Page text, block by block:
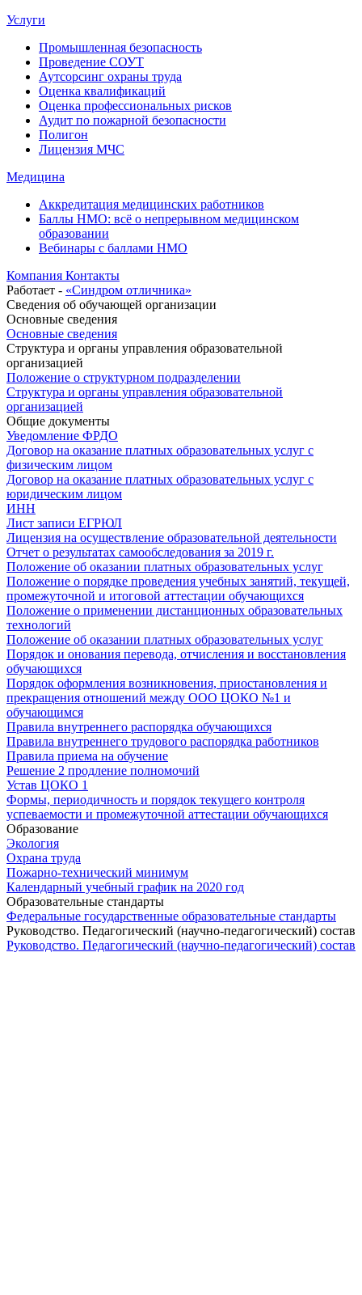
Услуги
Промышленная безопасность
Проведение СОУТ
Аутсорсинг охраны труда
Оценка квалификаций
Оценка профессиональных рисков
Аудит по пожарной безопасности
Полигон
Лицензия МЧС
Медицина
Аккредитация медицинских работников
Баллы НМО: всё о непрерывном медицинском
образовании
Вебинары с баллами НМО
Компания Контакты
Работает - «Синдром отличника»
Сведения об обучающей организации
Основные сведения
Основные сведения
Структура и органы управления образовательной
организацией
Положение о структурном подразделении
Структура и органы управления образовательной
организацией
Общие документы
Уведомление ФРДО
Договор на оказание платных образовательных услуг с
физическим лицом
Договор на оказание платных образовательных услуг с
юридическим лицом
ИНН
Лист записи ЕГРЮЛ
Лицензия на осуществление образовательной деятельности
Отчет о результатах самообследования за 2019 г.
Положение об оказании платных образовательных услуг
Положение о порядке проведения учебных занятий, текущей,
промежуточной и итоговой аттестации обучающихся
Положение о применении дистанционных образовательных
технологий
Положение об оказании платных образовательных услуг
Порядок и онования перевода, отчисления и восстановления
обучающихся
Порядок оформления возникновения, приостановления и
прекращения отношений между ООО ЦОКО №1 и
обучающимся
Правила внутреннего распорядка обучающихся
Правила внутреннего трудового распорядка работников
Правила приема на обучение
Решение 2 продление полномочий
Устав ЦОКО 1
Формы, периодичность и порядок текущего контроля
успеваемости и промежуточной аттестации обучающихся
Образование
Экология
Охрана труда
Пожарно-технический минимум
Календарный учебный график на 2020 год
Образовательные стандарты
Федеральные государственные образовательные стандарты
Руководство. Педагогический (научно-педагогический) состав
Руководство. Педагогический (научно-педагогический) состав